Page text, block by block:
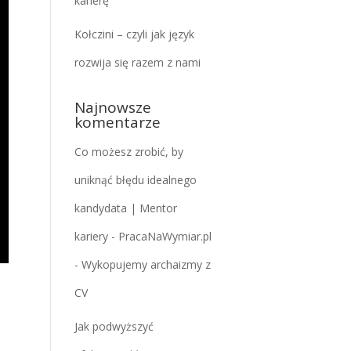
Kołczini – czyli jak język
rozwija się razem z nami
Najnowsze
komentarze
Co możesz zrobić, by
uniknąć błędu idealnego
kandydata | Mentor
kariery - PracaNaWymiar.pl
- Wykopujemy archaizmy z
CV
Jak podwyższyć